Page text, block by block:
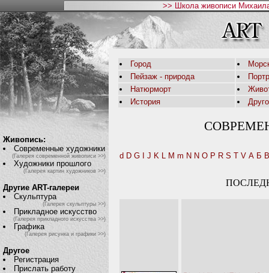
>> Школа живописи
Живопись:
Современные художники
(Галерея современной живописи >>)
Художники прошлого
(Галерея картин художников >>)
Другие ART-галереи
Скульптура
(Галерея скульптуры >>)
Прикладное искусство
(Галерея прикладного искусства >>)
Графика
(Галерея рисунка и графики >>)
Другое
Регистрация
Прислать работу
Город
Пейзаж - природа
Натюрморт
История
d D G J K L M m N N O P R S T V А Б В